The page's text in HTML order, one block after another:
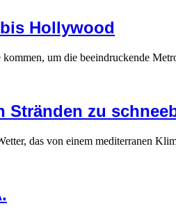
Hollywood
kommen, um die beeindruckende
zu
das von einem mediterranen